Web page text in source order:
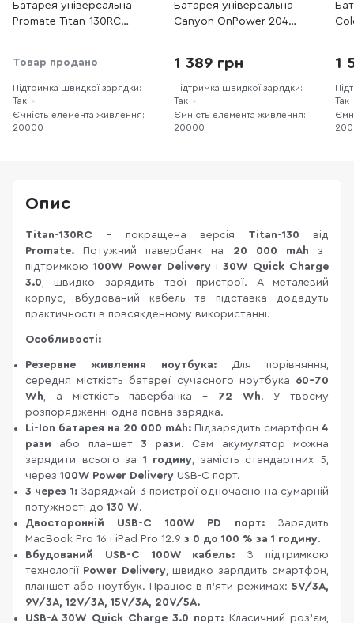
Батарея універсальна
Promate Titan-130RC
Товар продано
Підтримка швидкої зарядки:
Так
Ємність елемента живлення:
20000
Батарея універсальна
Canyon OnPower 204
CPB204B)
1 389 грн
Підтримка швидкої зарядки:
Так
Ємність елемента живлення:
20000
1
Так
Опис
Titan-130RC - покращена версія Titan-130 від
Promate.
Потужний павербанк на 20 000 mAh з
підтримкою100W Power Deliveryі30W Quick Charge
3.0, швидко зарядить твої пристрої. А металевий
корпус, вбудований кабель та підставка додадуть
практичності в повсякденному використанні.
Особливості:
Резервне живлення ноутбука: Для порівняння,
середня місткість батареї сучасного ноутбука 60-70
Wh, а місткість павербанка - 72 Wh. У твоєму
розпорядженні одна повна зарядка.
Li-Ion батарея на 20 000 mAh: Підзарядить смартфон 4
рази або планшет 3 рази. Сам акумулятор можна
зарядити всього за 1 годину, замість стандартних 5,
через 100W Power Delivery USB-C порт.
3 через 1:Заряджай 3 пристрої одночасно на сумарній
потужності до 130 W.
Двосторонній USB-C 100W PD порт:Зарядить
MacBook Pro 16 і iPad Pro 12.9 з 0 до 100 % за 1 годину.
Вбудований USB-C 100W кабель: З підтримкою
технології Power Delivery, швидко зарядить смартфон,
планшет або ноутбук. Працює в п’яти режимах: 5V/3A,
9V/3A, 12V/3A, 15V/3A, 20V/5A.
USB-A 30W Quick Charge 3.0 порт: Класичний роз'єм,